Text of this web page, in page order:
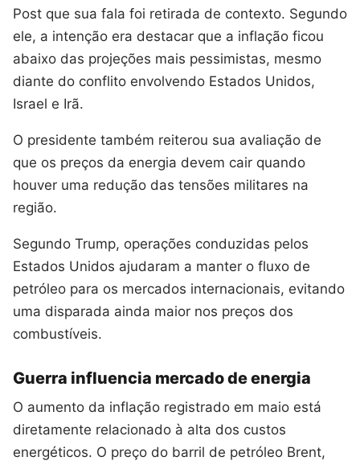
Post que sua fala foi retirada de contexto. Segundo
ele, a intenção era destacar que a inflação ficou
abaixo das projeções mais pessimistas, mesmo
diante do conflito envolvendo Estados Unidos,
Israel e Irã.
O presidente também reiterou sua avaliação de
que os preços da energia devem cair quando
houver uma redução das tensões militares na
região.
Segundo Trump, operações conduzidas pelos
Estados Unidos ajudaram a manter o fluxo de
petróleo para os mercados internacionais, evitando
uma disparada ainda maior nos preços dos
combustíveis.
Guerra influencia mercado de energia
O aumento da inflação registrado em maio está
diretamente relacionado à alta dos custos
energéticos. O preço do barril de petróleo Brent,